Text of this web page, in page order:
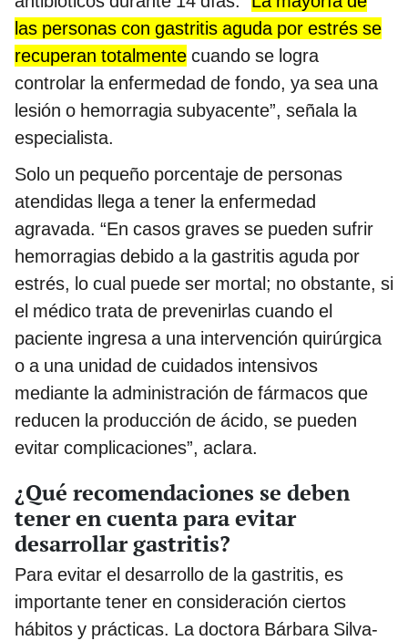
las personas con gastritis aguda por estrés se
recuperan totalmente cuando se logra
controlar la enfermedad de fondo, ya sea una
lesión o hemorragia subyacente”, señala la
especialista.
Solo un pequeño porcentaje de personas
atendidas llega a tener la enfermedad
agravada. “En casos graves se pueden sufrir
hemorragias debido a la gastritis aguda por
estrés, lo cual puede ser mortal; no obstante, si
el médico trata de prevenirlas cuando el
paciente ingresa a una intervención quirúrgica
o a una unidad de cuidados intensivos
mediante la administración de fármacos que
reducen la producción de ácido, se pueden
evitar complicaciones”, aclara.
¿Qué recomendaciones se deben
tener en cuenta para evitar
desarrollar gastritis?
Para evitar el desarrollo de la gastritis, es
importante tener en consideración ciertos
hábitos y prácticas. La doctora Bárbara Silva-